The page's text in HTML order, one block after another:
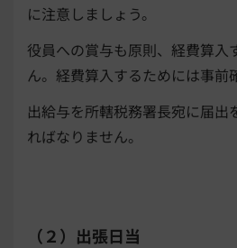
に注意しましょう。
役員への賞与も原則、経費算入
ん。経費算入するためには事前
出給与を所轄税務署長宛に届出
ればなりません。
（２）出張日当